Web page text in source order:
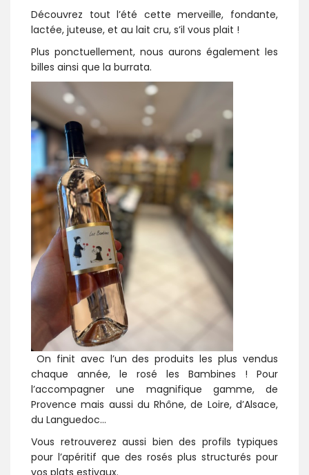
Découvrez tout l’été cette merveille, fondante,
lactée, juteuse, et au lait cru, s’il vous plait !
Plus ponctuellement, nous aurons également les
billes ainsi que la burrata.
On finit avec l’un des produits les plus vendus
chaque année, le rosé les Bambines ! Pour
l’accompagner une magnifique gamme, de
Provence mais aussi du Rhône, de Loire, d’Alsace,
du Languedoc…
Vous retrouverez aussi bien des profils typiques
pour l’apéritif que des rosés plus structurés pour